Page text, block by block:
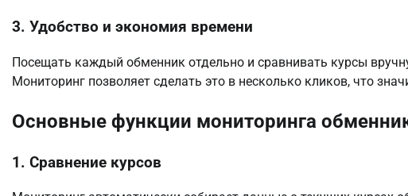
3. Удобство и экономия времени
Посещать каждый обменник отдельно и сравнивать курсы
Мониторинг позволяет сделать это в несколько кликов, что
Основные функции мониторинга
1. Сравнение курсов